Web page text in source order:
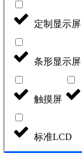
定制显示屏
条形显示屏
触摸屏
标准LCD